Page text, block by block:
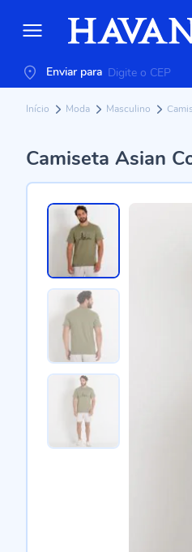
Enviar para
Início Moda Masculino
Camiseta Asian